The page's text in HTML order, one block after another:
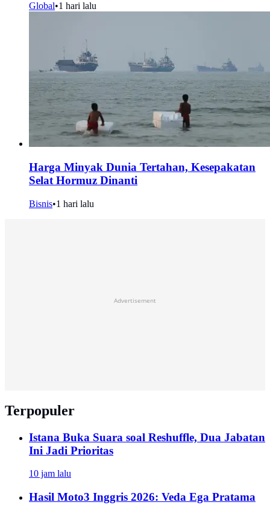
Global•1 hari lalu
Harga Minyak Dunia Tertahan, Kesepakatan
Selat Hormuz Dinanti
Bisnis•1 hari lalu
Advertisement
Terpopuler
Istana Buka Suara soal Reshuffle, Dua Jabatan
Ini Jadi Prioritas
10 jam lalu
Hasil Moto3 Inggris 2026: Veda Ega Pratama